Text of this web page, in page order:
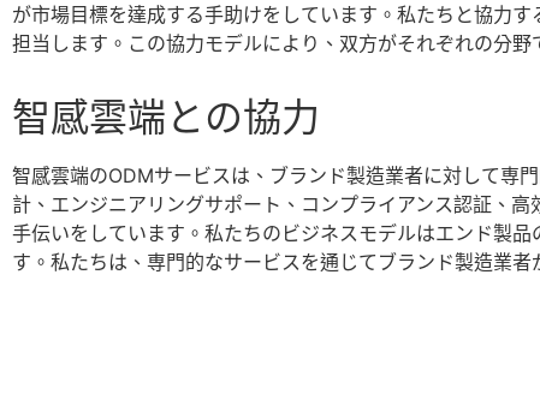
が市場目標を達成する手助けをしています。私たちと協力
担当します。この協力モデルにより、双方がそれぞれの分野
智感雲端との協力
智感雲端のODMサービスは、ブランド製造業者に対して専
計、エンジニアリングサポート、コンプライアンス認証、
手伝いをしています。私たちのビジネスモデルはエンド製
す。私たちは、専門的なサービスを通じてブランド製造業